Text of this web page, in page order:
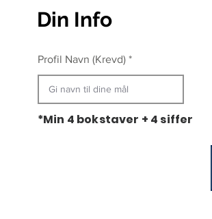
Din Info
Profil Navn (Krevd)
*Min 4 bokstaver + 4 siffer